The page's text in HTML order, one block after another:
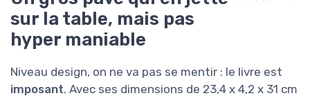
sur la table, mais pas
hyper maniable
Niveau design, on ne va pas se mentir : le livre est
imposant. Avec ses dimensions de 23,4 x 4,2 x 31 cm